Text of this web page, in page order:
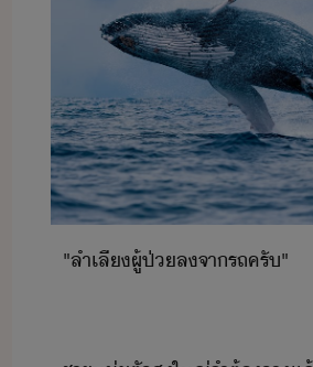
"​ลำเลี​ผู้ป่​ล​จา​รถ​ครั​"